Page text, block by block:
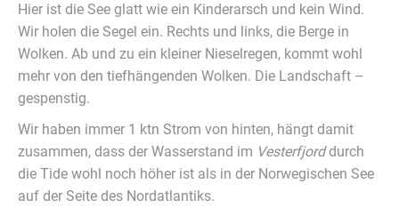
Hier ist die See glatt wie ein Kinderarsch und kein Wind.
Wir holen die Segel ein. Rechts und links, die Berge in
Wolken. Ab und zu ein kleiner Nieselregen, kommt wohl
mehr von den tiefhängenden Wolken. Die Landschaft –
gespenstig.
Wir haben immer 1 ktn Strom von hinten, hängt damit
zusammen, dass der Wasserstand im Vesterfjorddurch
die Tide wohl noch höher ist als in der Norwegischen See
auf der Seite des Nordatlantiks.